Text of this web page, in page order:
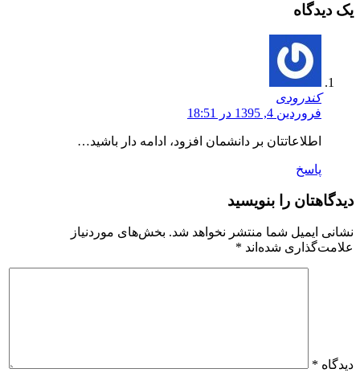
یک دیدگاه
کندرودی
فروردین 4, 1395 در 18:51
اطلاعاتتان بر دانشمان افزود، ادامه دار باشید…
پاسخ
دیدگاهتان را بنویسید
نشانی ایمیل شما منتشر نخواهد شد. بخش‌های موردنیاز
علامت‌گذاری شده‌اند *
دیدگاه *